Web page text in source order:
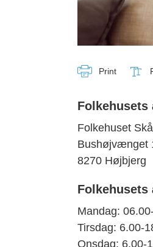
Print
Folkehusets
Folkehuset
Bushøjvænget
8270 Højbjerg
Folkehusets
Mandag:
Tirsdag: 6.00-
Onsdag: 6.00-